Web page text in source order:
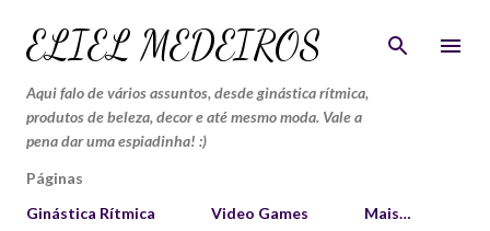
Pular para o conteúdo principal
ELIEL MEDEIROS
Aqui falo de vários assuntos, desde ginástica rítmica,
produtos de beleza, decor e até mesmo moda. Vale a
pena dar uma espiadinha! :)
Páginas
Ginástica Rítmica
Video Games Mais…